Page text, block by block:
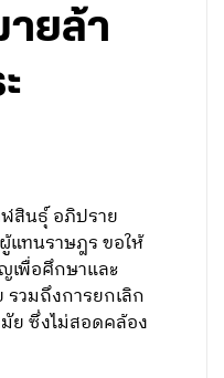
ายล้า
สินธุ์ อภิปราย
ทนราษฎร ขอให้
เพื่อศึกษาและ
วมถึงการยกเลิก
ย ซึ่งไม่สอดคล้อง